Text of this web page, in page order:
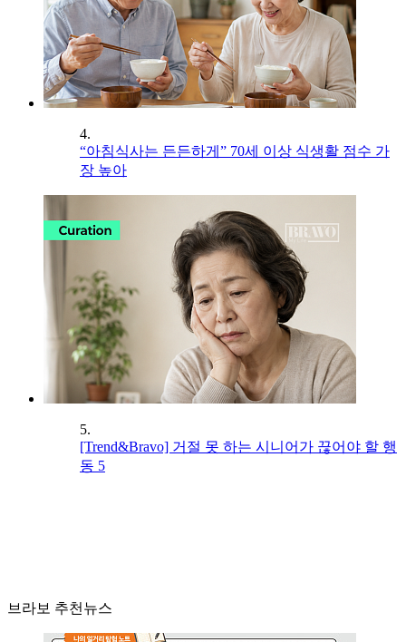
4.
“아침식사는 든든하게” 70세 이상 식생활 점수 가
장 높아
5.
[Trend&Bravo] 거절 못 하는 시니어가 끊어야 할 행
동 5
브라보 추천뉴스